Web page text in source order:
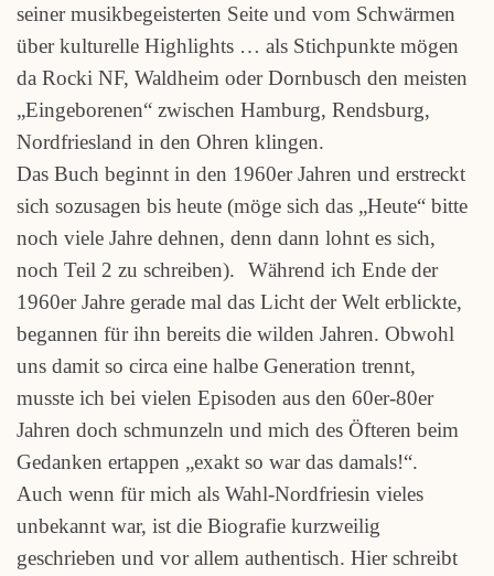
seiner musikbegeisterten Seite und vom Schwärmen
über kulturelle Highlights … als Stichpunkte mögen
da Rocki NF, Waldheim oder Dornbusch den meisten
„Eingeborenen“ zwischen Hamburg, Rendsburg,
Nordfriesland in den Ohren klingen.
Das Buch beginnt in den 1960er Jahren und erstreckt
sich sozusagen bis heute (möge sich das „Heute“ bitte
noch viele Jahre dehnen, denn dann lohnt es sich,
noch Teil 2 zu schreiben). Während ich Ende der
1960er Jahre gerade mal das Licht der Welt erblickte,
begannen für ihn bereits die wilden Jahren. Obwohl
uns damit so circa eine halbe Generation trennt,
musste ich bei vielen Episoden aus den 60er-80er
Jahren doch schmunzeln und mich des Öfteren beim
Gedanken ertappen „exakt so war das damals!“.
Auch wenn für mich als Wahl-Nordfriesin vieles
unbekannt war, ist die Biografie kurzweilig
geschrieben und vor allem authentisch. Hier schreibt